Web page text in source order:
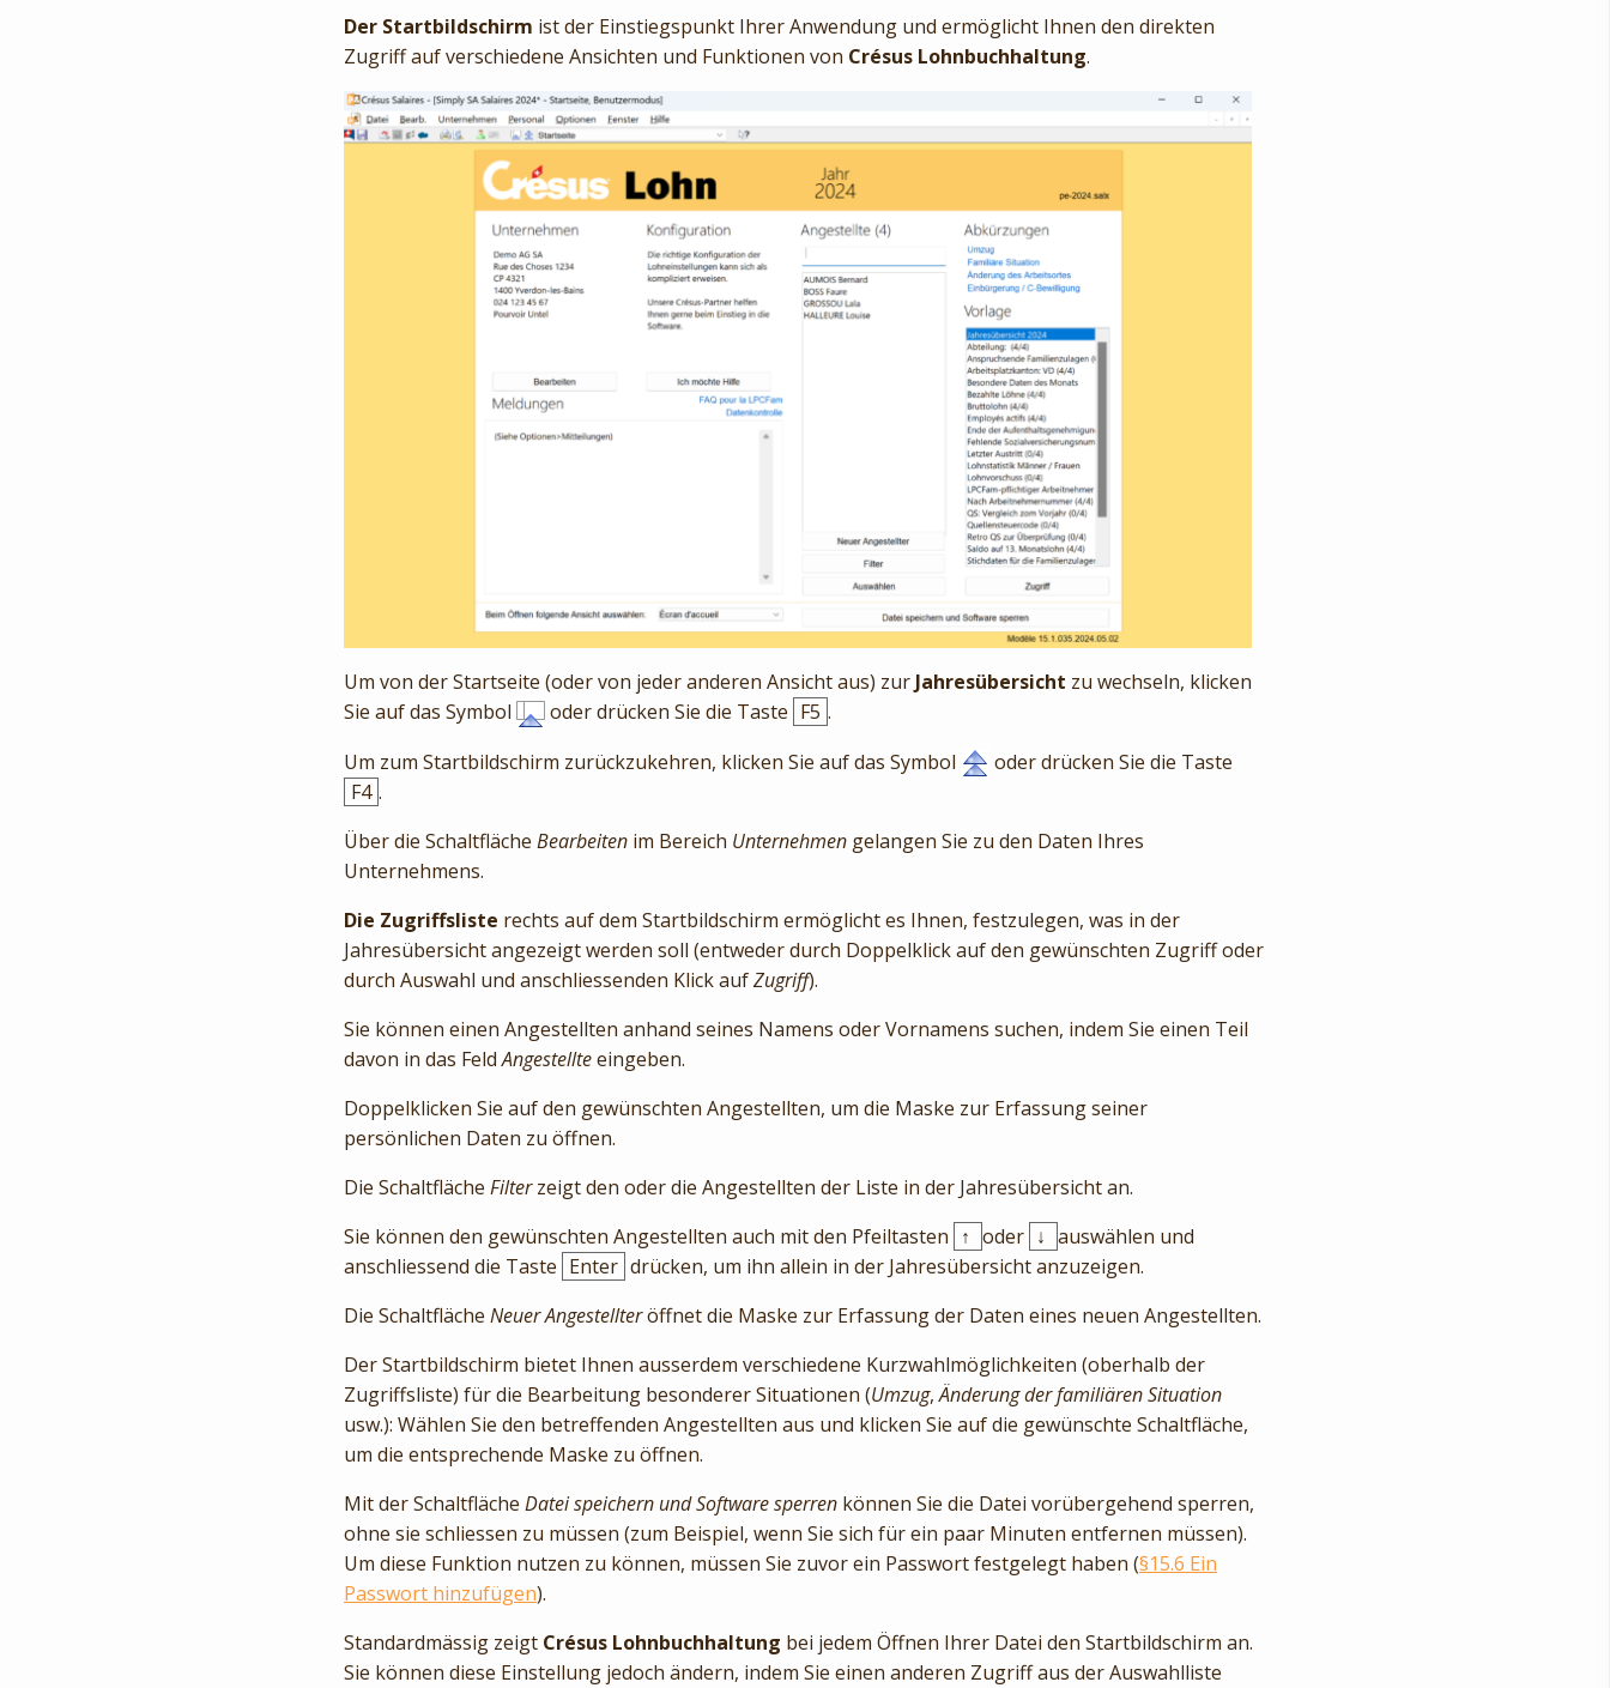
Der Startbildschirm ist der Einstiegspunkt Ihrer Anwendung und ermöglicht Ihnen den direkten
Zugriff auf verschiedene Ansichten und Funktionen von Crésus Lohnbuchhaltung.
Um von der Startseite (oder von jeder anderen Ansicht aus) zur Jahresübersicht zu wechseln, klicken
Sie auf das Symbol
oder drücken Sie die Taste F5 .
Um zum Startbildschirm zurückzukehren, klicken Sie auf das Symbol
oder drücken Sie die Taste
F4 .
Über die Schaltfläche Bearbeiten im Bereich Unternehmen gelangen Sie zu den Daten Ihres
Unternehmens.
Die Zugriffsliste rechts auf dem Startbildschirm ermöglicht es Ihnen, festzulegen, was in der
Jahresübersicht angezeigt werden soll (entweder durch Doppelklick auf den gewünschten Zugriff oder
durch Auswahl und anschliessenden Klick aufZugriff).
Sie können einen Angestellten anhand seines Namens oder Vornamens suchen, indem Sie einen Teil
davon in das FeldAngestellteeingeben.
Doppelklicken Sie auf den gewünschten Angestellten, um die Maske zur Erfassung seiner
persönlichen Daten zu öffnen.
Die Schaltfläche Filterzeigt den oder die Angestellten der Liste in der Jahresübersicht an.
Sie können den gewünschten Angestellten auch mit den Pfeiltasten ↑ oder ↓ auswählen und
anschliessend die Taste Enter drücken, um ihn allein in der Jahresübersicht anzuzeigen.
Die Schaltfläche Neuer Angestellteröffnet die Maske zur Erfassung der Daten eines neuen Angestellten.
Der Startbildschirm bietet Ihnen ausserdem verschiedene Kurzwahlmöglichkeiten (oberhalb der
Zugriffsliste) für die Bearbeitung besonderer Situationen (Umzug,Änderung der familiären Situation
usw.): Wählen Sie den betreffenden Angestellten aus und klicken Sie auf die gewünschte Schaltfläche,
um die entsprechende Maske zu öffnen.
Mit der Schaltfläche Datei speichern und Software sperren können Sie die Datei vorübergehend sperren,
ohne sie schliessen zu müssen (zum Beispiel, wenn Sie sich für ein paar Minuten entfernen müssen).
Um diese Funktion nutzen zu können, müssen Sie zuvor ein Passwort festgelegt haben (§15.6 Ein
Passwort hinzufügen).
Standardmässig zeigt Crésus Lohnbuchhaltung bei jedem Öffnen Ihrer Datei den Startbildschirm an.
Sie können diese Einstellung jedoch ändern, indem Sie einen anderen Zugriff aus der Auswahlliste